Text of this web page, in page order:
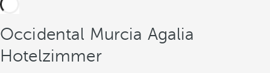
Occidental Murcia Agalia
Hotelzimmer